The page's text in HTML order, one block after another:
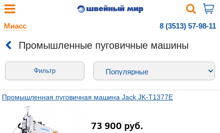
Миасс 8 (3513) 57-98-11
Промышленные пуговичные машины
Фильтр
Промышленная пуговичная машина Jack JK-T1377E
73 900 руб.